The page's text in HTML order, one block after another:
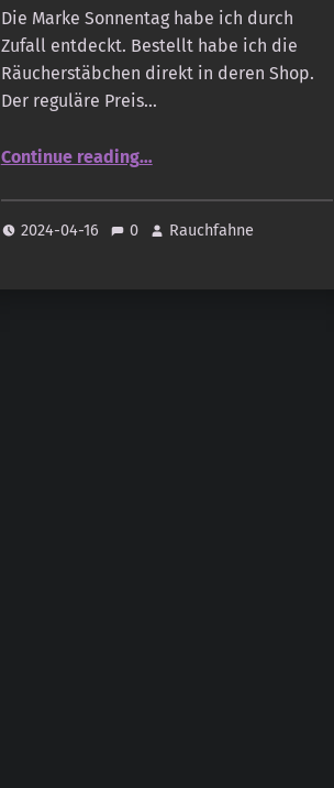
Die Marke Sonnentag habe ich durch
Zufall entdeckt. Bestellt habe ich die
Räucherstäbchen direkt in deren Shop.
Der reguläre Preis…
Continue reading“Sonnentag – Natural Scents: Chandan, Sandelholz”
…
2024-04-16 0 Rauchfahne